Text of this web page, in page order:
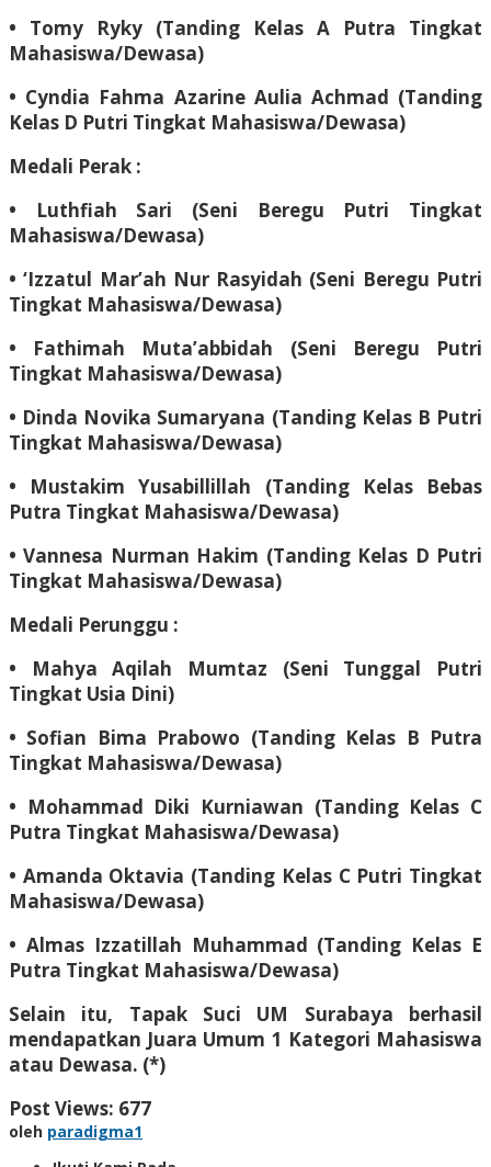
• Tomy Ryky (Tanding Kelas A Putra Tingkat
Mahasiswa/Dewasa)
• Cyndia Fahma Azarine Aulia Achmad (Tanding
Kelas D Putri Tingkat Mahasiswa/Dewasa)
Medali Perak :
• Luthfiah Sari (Seni Beregu Putri Tingkat
Mahasiswa/Dewasa)
• ‘Izzatul Mar’ah Nur Rasyidah (Seni Beregu Putri
Tingkat Mahasiswa/Dewasa)
• Fathimah Muta’abbidah (Seni Beregu Putri
Tingkat Mahasiswa/Dewasa)
• Dinda Novika Sumaryana (Tanding Kelas B Putri
Tingkat Mahasiswa/Dewasa)
• Mustakim Yusabillillah (Tanding Kelas Bebas
Putra Tingkat Mahasiswa/Dewasa)
• Vannesa Nurman Hakim (Tanding Kelas D Putri
Tingkat Mahasiswa/Dewasa)
Medali Perunggu :
• Mahya Aqilah Mumtaz (Seni Tunggal Putri
Tingkat Usia Dini)
• Sofian Bima Prabowo (Tanding Kelas B Putra
Tingkat Mahasiswa/Dewasa)
• Mohammad Diki Kurniawan (Tanding Kelas C
Putra Tingkat Mahasiswa/Dewasa)
• Amanda Oktavia (Tanding Kelas C Putri Tingkat
Mahasiswa/Dewasa)
• Almas Izzatillah Muhammad (Tanding Kelas E
Putra Tingkat Mahasiswa/Dewasa)
Selain itu, Tapak Suci UM Surabaya berhasil
mendapatkan Juara Umum 1 Kategori Mahasiswa
atau Dewasa. (*)
Post Views: 677
oleh paradigma1